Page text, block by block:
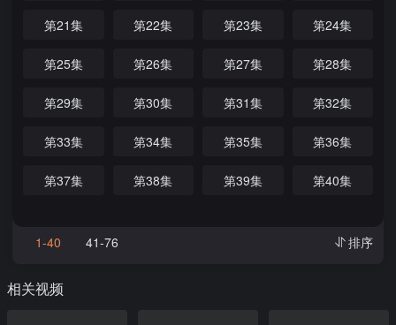
第21集 第22集 第23集 第24集
第25集 第26集 第27集 第28集
第29集 第30集 第31集 第32集
第33集 第34集 第35集 第36集
第37集 第38集 第39集 第40集
1-40 41-76 排序
相关视频